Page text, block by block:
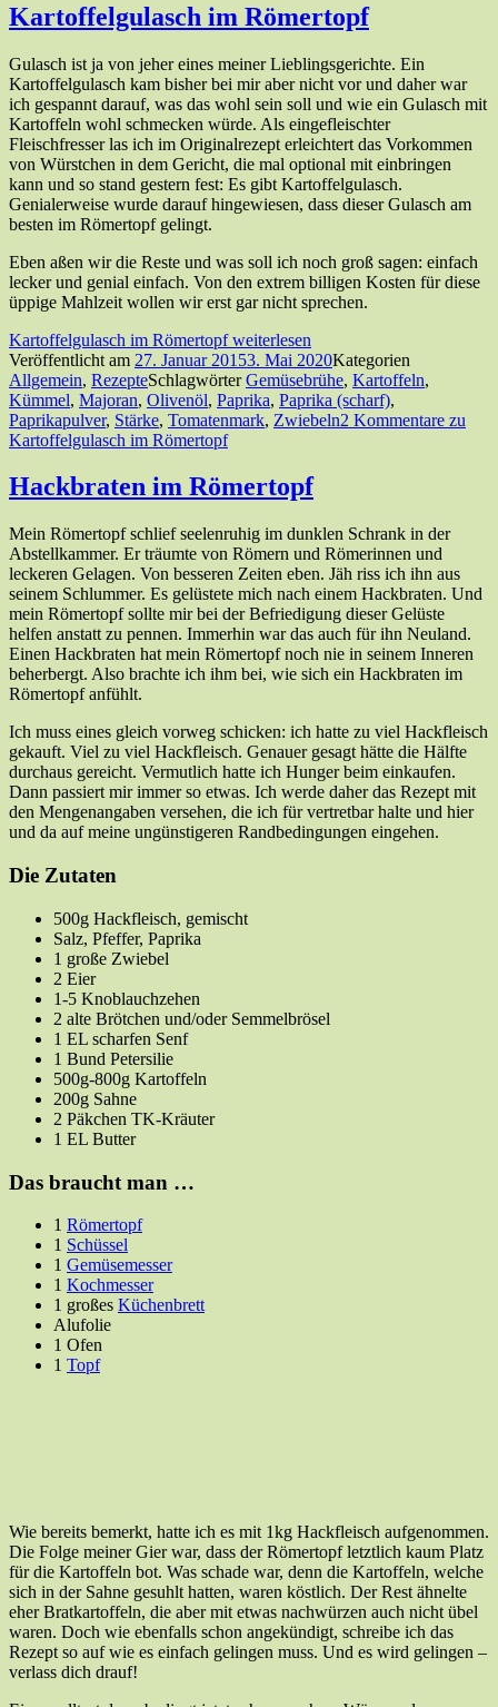
Kartoffelgulasch im Römertopf
Gulasch ist ja von jeher eines meiner Lieblingsgerichte. Ein
Kartoffelgulasch kam bisher bei mir aber nicht vor und daher war
ich gespannt darauf, was das wohl sein soll und wie ein Gulasch mit
Kartoffeln wohl schmecken würde. Als eingefleischter
Fleischfresser las ich im Originalrezept erleichtert das Vorkommen
von Würstchen in dem Gericht, die mal optional mit einbringen
kann und so stand gestern fest: Es gibt Kartoffelgulasch.
Genialerweise wurde darauf hingewiesen, dass dieser Gulasch am
besten im Römertopf gelingt.
Eben aßen wir die Reste und was soll ich noch groß sagen: einfach
lecker und genial einfach. Von den extrem billigen Kosten für diese
üppige Mahlzeit wollen wir erst gar nicht sprechen.
Kartoffelgulasch im Römertopfweiterlesen
Veröffentlicht am 27. Januar 20153. Mai 2020Kategorien
Allgemein, RezepteSchlagwörterGemüsebrühe, Kartoffeln,
Kümmel, Majoran, Olivenöl, Paprika, Paprika (scharf),
Paprikapulver, Stärke, Tomatenmark, Zwiebeln2 Kommentare zu
Kartoffelgulasch im Römertopf
Hackbraten im Römertopf
Mein Römertopf schlief seelenruhig im dunklen Schrank in der
Abstellkammer. Er träumte von Römern und Römerinnen und
leckeren Gelagen. Von besseren Zeiten eben. Jäh riss ich ihn aus
seinem Schlummer. Es gelüstete mich nach einem Hackbraten. Und
mein Römertopf sollte mir bei der Befriedigung dieser Gelüste
helfen anstatt zu pennen. Immerhin war das auch für ihn Neuland.
Einen Hackbraten hat mein Römertopf noch nie in seinem Inneren
beherbergt. Also brachte ich ihm bei, wie sich ein Hackbraten im
Römertopf anfühlt.
Ich muss eines gleich vorweg schicken: ich hatte zu viel Hackfleisch
gekauft. Viel zu viel Hackfleisch. Genauer gesagt hätte die Hälfte
durchaus gereicht. Vermutlich hatte ich Hunger beim einkaufen.
Dann passiert mir immer so etwas. Ich werde daher das Rezept mit
den Mengenangaben versehen, die ich für vertretbar halte und hier
und da auf meine ungünstigeren Randbedingungen eingehen.
Die Zutaten
500g Hackfleisch, gemischt
Salz, Pfeffer, Paprika
1 große Zwiebel
2 Eier
1-5 Knoblauchzehen
2 alte Brötchen und/oder Semmelbrösel
1 EL scharfen Senf
1 Bund Petersilie
500g-800g Kartoffeln
200g Sahne
2 Päkchen TK-Kräuter
1 EL Butter
Das braucht man …
1 Römertopf
1 Schüssel
1 Gemüsemesser
1 Kochmesser
1 großes Küchenbrett
Alufolie
1 Ofen
1 Topf
Wie bereits bemerkt, hatte ich es mit 1kg Hackfleisch aufgenommen.
Die Folge meiner Gier war, dass der Römertopf letztlich kaum Platz
für die Kartoffeln bot. Was schade war, denn die Kartoffeln, welche
sich in der Sahne gesuhlt hatten, waren köstlich. Der Rest ähnelte
eher Bratkartoffeln, die aber mit etwas nachwürzen auch nicht übel
waren. Doch wie ebenfalls schon angekündigt, schreibe ich das
Rezept so auf wie es einfach gelingen muss. Und es wird gelingen –
verlass dich drauf!